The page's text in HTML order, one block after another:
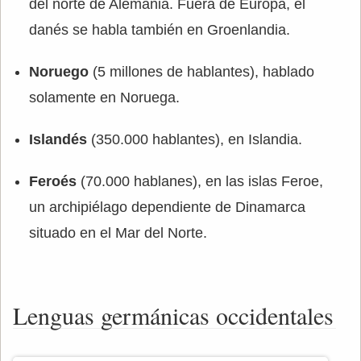
del norte de Alemania. Fuera de Europa, el
danés se habla también en Groenlandia.
Noruego (5 millones de hablantes), hablado
solamente en Noruega.
Islandés (350.000 hablantes), en Islandia.
Feroés (70.000 hablanes), en las islas Feroe,
un archipiélago dependiente de Dinamarca
situado en el Mar del Norte.
Lenguas germánicas occidentales